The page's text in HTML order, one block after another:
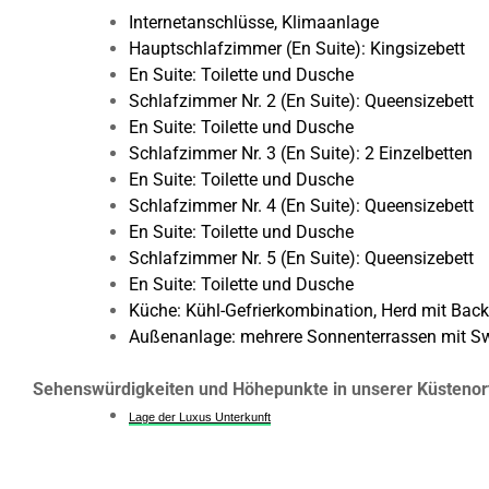
Internetanschlüsse, Klimaanlage
Hauptschlafzimmer (En Suite): Kingsizebett
En Suite: Toilette und Dusche
Schlafzimmer Nr. 2 (En Suite): Queensizebett
En Suite: Toilette und Dusche
Schlafzimmer Nr. 3 (En Suite): 2 Einzelbetten
En Suite: Toilette und Dusche
Schlafzimmer Nr. 4 (En Suite): Queensizebett
En Suite: Toilette und Dusche
Schlafzimmer Nr. 5 (En Suite): Queensizebett
En Suite: Toilette und Dusche
Küche: Kühl-Gefrierkombination, Herd mit
Außenanlage: mehrere Sonnenterrassen mit
Sehenswürdigkeiten und Höhepunkte in unserer
Lage der Luxus Unterkunft